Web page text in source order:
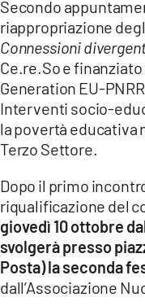
LACPLAY.IT
LACTV.IT
LACONAIR.IT
LACITYMAG.IT
COSENZACHANNEL.IT
ILVIBONESE.IT
Secondo
riappropriazione
Connessioni
Ce.re.So e
Generation EU-
Interventi socio-
la povertà educativa
Terzo Settore.
Dopo il primo
riqualificazione del
giovedì 10 ottobre
svolgerà presso
Posta) la seconda
dall’Associazione